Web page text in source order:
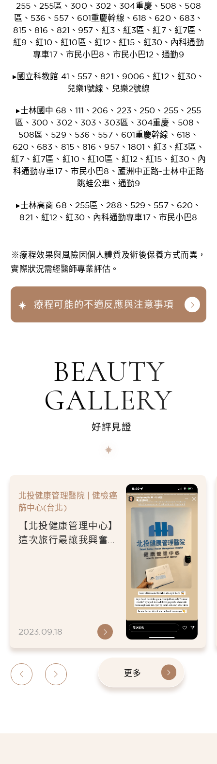
255、255區、300、302、304重慶、508、508
區、536、557、601重慶幹線、618、620、683、
815、816、821、957、紅3、紅3區、紅7、紅7區、
紅9、紅10、紅10區、紅12、紅15、紅30、內科通勤
專車17、市民小巴8、市民小巴12、通勤9
▸國立科教館 41、557、821、9006、紅12、紅30、
兒樂1號線、兒樂2號線
▸士林國中 68、111、206、223、250、255、255
區、300、302、303、303區、304重慶、508、
508區、529、536、557、601重慶幹線、618、
620、683、815、816、957、1801、紅3、紅3區、
紅7、紅7區、紅10、紅10區、紅12、紅15、紅30、內
科通勤專車17、市民小巴8、蘆洲中正路-士林中正路
跳蛙公車、通勤9
▸士林高商 68、255區、288、529、557、620、
821、紅12、紅30、內科通勤專車17、市民小巴8
※療程效果與風險因個人體質及術後保養方式而異，
實際狀況需經醫師專業評估。
療程可能的不適反應與注意事項
BEAUTY
GALLERY
好評見證
院 | 健檢癌
理中心】
我興奮
北投健康管理醫
篩中心(台北)
【北投健康管
在台灣的五星
受全面身體檢
棒-越南網紅
2023.09.18
更多